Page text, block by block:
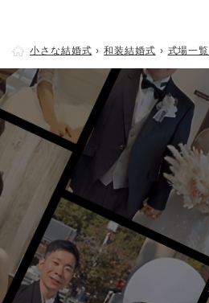
小さな結婚式 和装結婚式 式場一覧